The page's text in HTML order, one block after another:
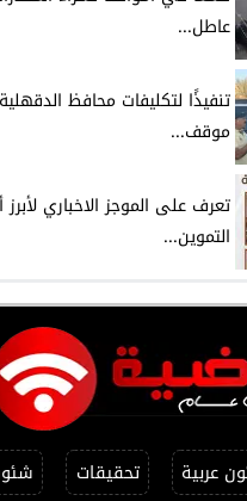
عاطل...
تنفيذًا لتكليفات محافظ
موقف...
تعرف على الموجز الاخباري
التموين...
عربية تحقيقات